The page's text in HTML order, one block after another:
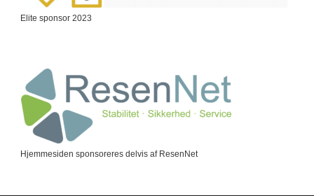
Elite sponsor 2023
Hjemmesiden sponsoreres delvis af ResenNet